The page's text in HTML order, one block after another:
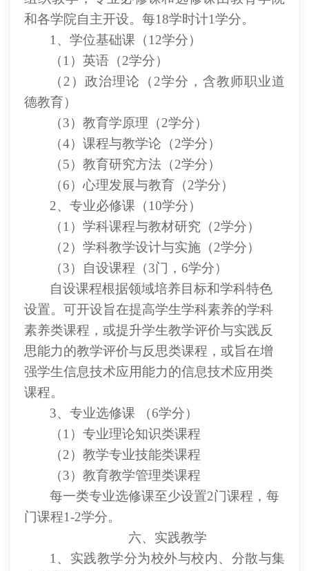
和各学院自主开设。每18学时计1学分。
1、学位基础课（12学分）
（1）英语（2学分）
（ 2）政治理论（2学分，含教师职业道
德教育）
（3）教育学原理（2学分）
（4）课程与教学论（2学分）
（5）教育研究方法（2学分）
（6）心理发展与教育（2学分）
2、专业必修课（10学分）
（1）学科课程与教材研究（2学分）
（2）学科教学设计与实施（2学分）
（3）自设课程（3门，6学分）
自设课程根据领域培养目标和学科特色
设置。可开设旨在提高学生学科素养的学科
素养类课程，或提升学生教学评价与实践反
思能力的教学评价与反思类课程，或旨在增
强学生信息技术应用能力的信息技术应用类
课程。
3、专业选修课 （6学分）
（1）专业理论知识类课程
（2）教学专业技能类课程
（3）教育教学管理类课程
每一类专业选修课至少设置2门课程，每
门课程1-2学分。
六、实践教学
1、实践教学分为校外与校内、分散与集